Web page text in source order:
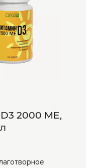
2000 ME,